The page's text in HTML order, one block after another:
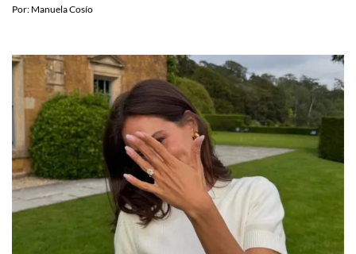
Por: Manuela Cosío